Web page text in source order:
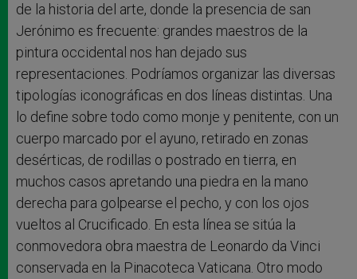
de la historia del arte, donde la presencia de san
Jerónimo es frecuente: grandes maestros de la
pintura occidental nos han dejado sus
representaciones. Podríamos organizar las diversas
tipologías iconográficas en dos líneas distintas. Una
lo define sobre todo como monje y penitente, con un
cuerpo marcado por el ayuno, retirado en zonas
desérticas, de rodillas o postrado en tierra, en
muchos casos apretando una piedra en la mano
derecha para golpearse el pecho, y con los ojos
vueltos al Crucificado. En esta línea se sitúa la
conmovedora obra maestra de Leonardo da Vinci
conservada en la Pinacoteca Vaticana. Otro modo